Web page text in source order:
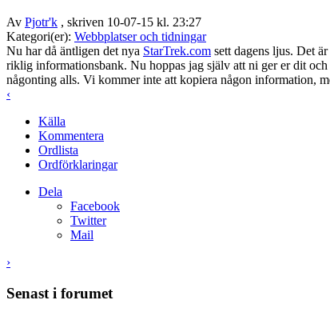
Av Pjotr'k , skriven 10-07-15 kl. 23:27
Kategori(er): Webbplatser och tidningar
Nu har då äntligen det nya StarTrek.com sett dagens ljus. Det
riklig informationsbank. Nu hoppas jag själv att ni ger er dit
någonting alls. Vi kommer inte att kopiera någon information,
‹
Källa
Kommentera
Ordlista
Ordförklaringar
Dela
Facebook
Twitter
Mail
›
Senast i forumet